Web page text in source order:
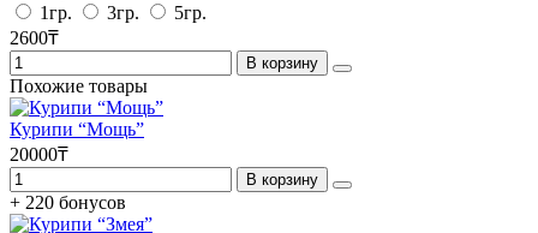
1гр.
3гр.
5гр.
2600₸
В корзину
Похожие товары
Курипи “Мощь”
20000₸
В корзину
+ 220 бонусов